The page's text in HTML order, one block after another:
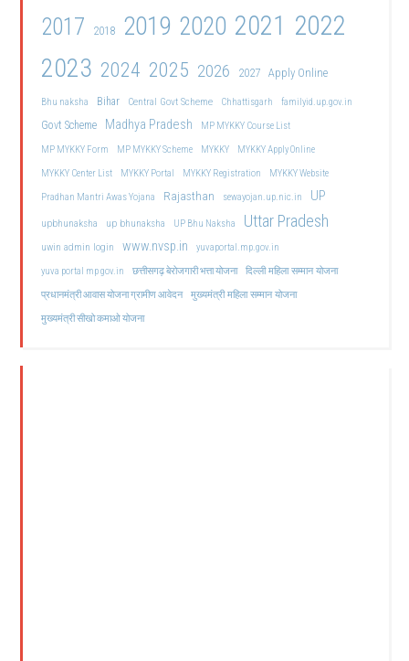
2017 2018 2019 2020 2021 2022
2023 2024 2025 2026 2027 Apply Online
Bhu naksha Bihar Central Govt Scheme Chhattisgarh familyid.up.gov.in
Govt Scheme Madhya Pradesh
MP MYKKY Course List
MP MYKKY Form
MP MYKKY Scheme MYKKY
MYKKY Apply Online
MYKKY Center List
MYKKY Portal MYKKY Registration
MYKKY Website
Pradhan Mantri Awas Yojana
Rajasthan sewayojan.up.nic.in UP
upbhunaksha up bhunaksha UP Bhu Naksha Uttar Pradesh
uwin admin login www.nvsp.in
yuvaportal.mp.gov.in
yuva portal mp gov.in
छत्तीसगढ़ बेरोजगारी भत्ता योजना दिल्ली महिला सम्मान योजना
प्रधानमंत्री आवास योजना ग्रामीण आवेदन मुख्यमंत्री महिला सम्मान योजना
मुख्यमंत्री सीखो कमाओ योजना